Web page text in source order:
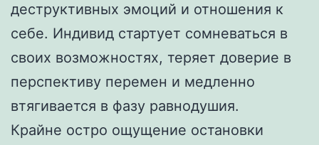
деструктивных эмоций и отношения к
себе. Индивид стартует сомневаться в
своих возможностях, теряет доверие в
перспективу перемен и медленно
втягивается в фазу равнодушия.
Крайне остро ощущение остановки